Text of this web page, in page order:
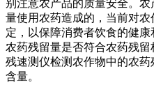
别注意农产品的质量安全。
量使用农药造成的，当前对
定，以保障消费者饮食的健
农药残留量是否符合农药残
残速测仪检测农作物中的农
含量。